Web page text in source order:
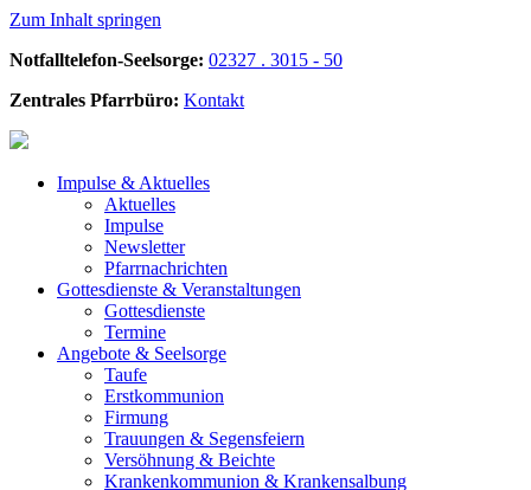
Zum Inhalt springen
Notfalltelefon-Seelsorge: 02327 . 3015 - 50
Zentrales Pfarrbüro: Kontakt
Impulse & Aktuelles
Aktuelles
Impulse
Newsletter
Pfarrnachrichten
Gottesdienste & Veranstaltungen
Gottesdienste
Termine
Angebote & Seelsorge
Taufe
Erstkommunion
Firmung
Trauungen & Segensfeiern
Versöhnung & Beichte
Krankenkommunion & Krankensalbung